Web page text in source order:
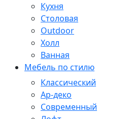
Кухня
Столовая
Outdoor
Холл
Ванная
Мебель по стилю
Классический
Ар-деко
Современный